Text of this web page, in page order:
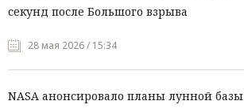
секунд после Большого взрыва
28 мая 2026 / 15:34
NASA анонсировало планы лунной базы